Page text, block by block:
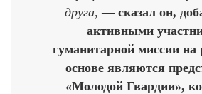
друга, — сказал он,
активными
гуманитарной миссии на
основе являются
«Молодой Гвардии»,